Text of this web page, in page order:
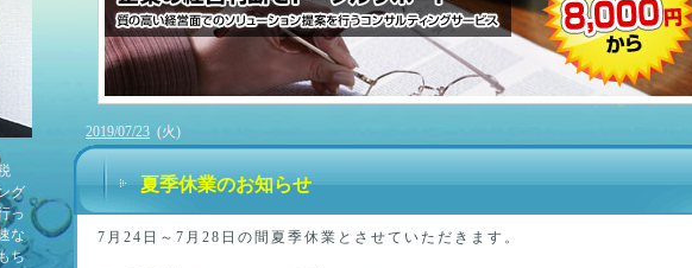
2019/07/23 (火)
夏季休業のお知らせ
7月24日～7月28日の間夏季休業とさせていただきます。
グ
っ
な
ち